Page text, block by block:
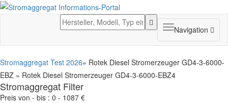
Toggle
navigation
Navigation
Stromaggregat Test 2026» Rotek Diesel Stromerzeuger GD4-3-6000-
EBZ » Rotek Diesel Stromerzeuger GD4-3-6000-EBZ4
Stromaggregat Filter
Preis von - bis : 0 - 1087 €